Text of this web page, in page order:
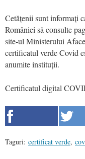
Cetățenii sunt informați
României să consulte
site-ul Ministerului
certificatul verde Covid
anumite instituții.
Certificatul digital
Taguri: certificat verde,